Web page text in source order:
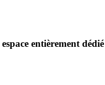
entièrement